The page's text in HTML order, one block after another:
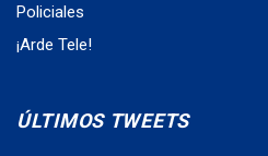
Policiales
¡Arde Tele!
ÚLTIMOS TWEETS